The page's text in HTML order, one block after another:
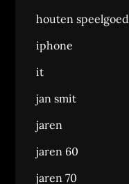
houten speelgoed
iphone
it
jan smit
jaren
jaren 60
jaren 70